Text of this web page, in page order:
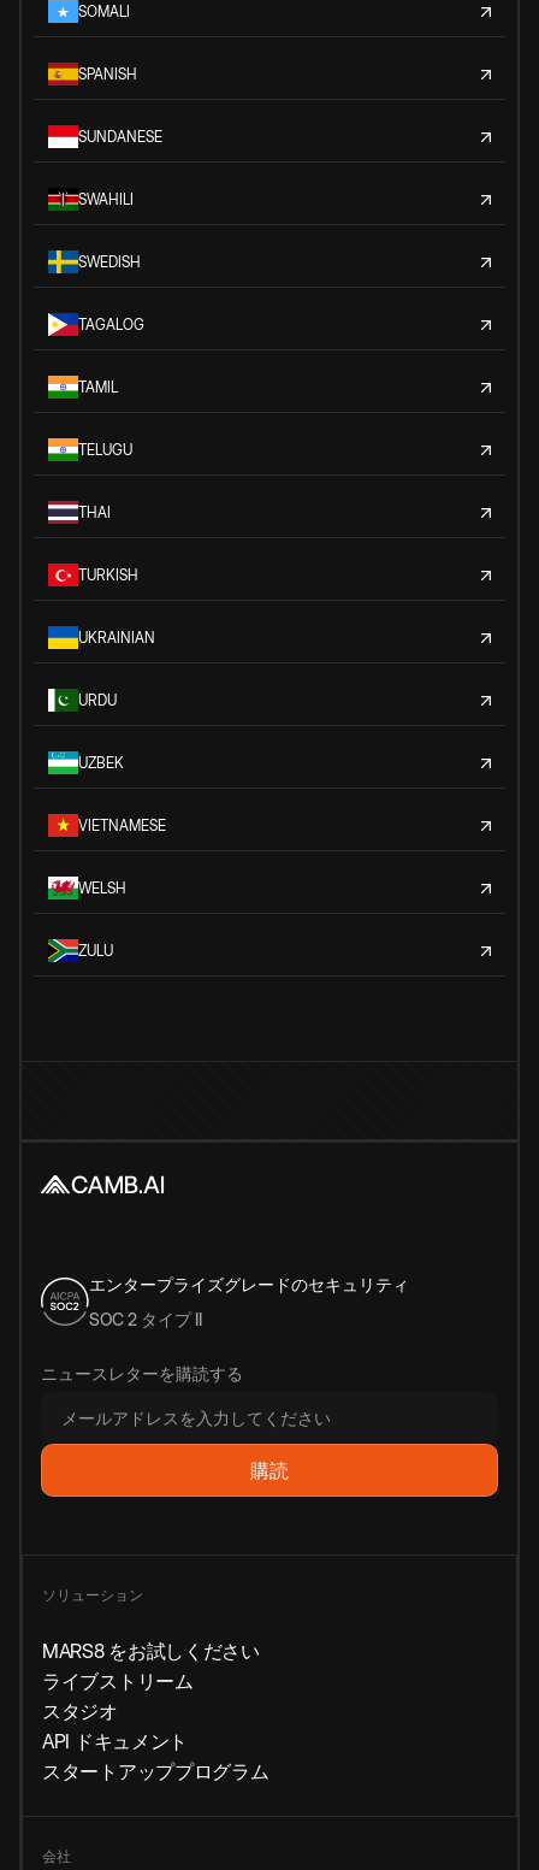
SOMALI
SPANISH
SUNDANESE
SWAHILI
SWEDISH
TAGALOG
TAMIL
TELUGU
THAI
TURKISH
UKRAINIAN
URDU
UZBEK
VIETNAMESE
WELSH
ZULU
エンタープライズグレードのセキュリティ
SOC 2 タイプ II
ニュースレターを購読する
ソリューション
MARS8 をお試しください
ライブストリーム
スタジオ
API ドキュメント
スタートアッププログラム
会社